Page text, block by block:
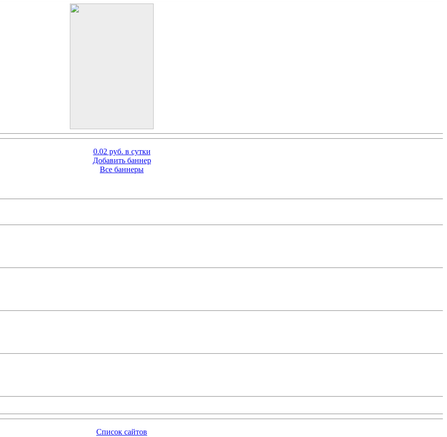
0.02 руб. в сутки
Добавить баннер
Все баннеры
Список сайтов